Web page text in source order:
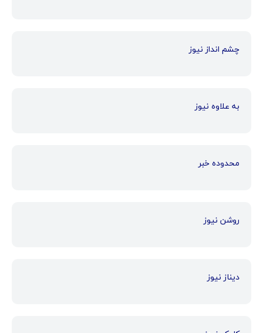
چشم انداز نیوز
به علاوه نیوز
محدوده خبر
روشن نیوز
دیناز نیوز